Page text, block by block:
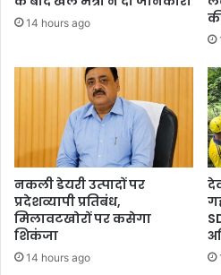
14 hours ago
नकली डेयरी उत्पादों पर
प्रदेशव्यापी प्रतिबंध,
मिलावटखोरों पर कसेगा
शिकंजा
14 hours ago